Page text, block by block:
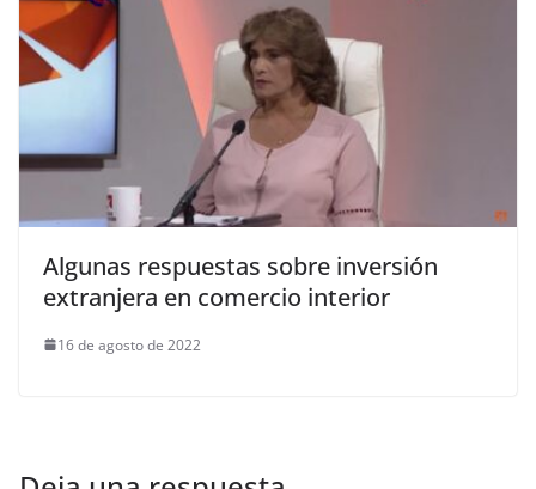
Algunas respuestas sobre inversión
extranjera en comercio interior
16 de agosto de 2022